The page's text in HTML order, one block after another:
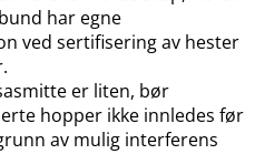
har egne
ved sertifisering av hester
er liten, bør
hopper ikke innledes før
av mulig interferens